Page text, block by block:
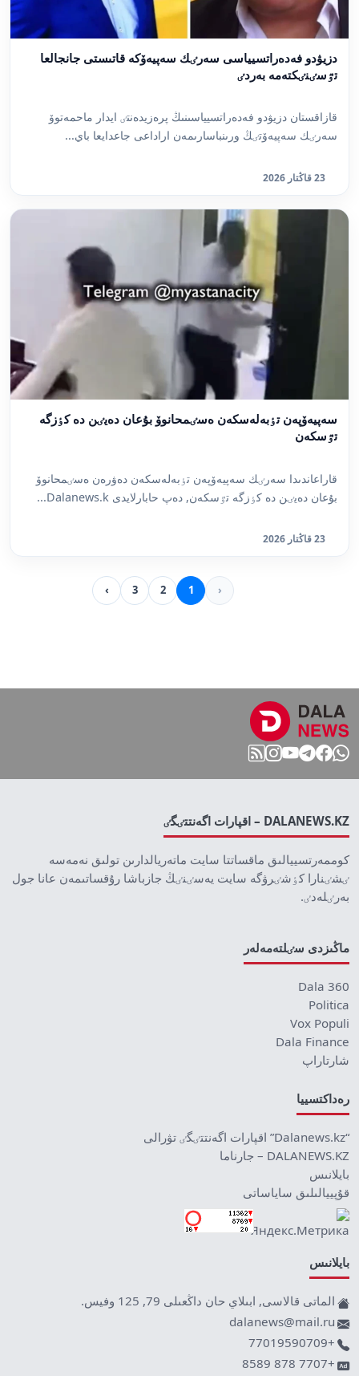
دزيۋدو فەدەراتسيياسى سەرٸك سەپيەۆكە قاتىستى جانجالعا
تٷسٸنٸكتەمە بەردٸ
قازاقستان دزيۋدو فەدەراتسيياسىنىڭ پرەزيدەنتٸ ايدار ماحمەتوۆ
سەرٸك سەپيەۆتٸڭ ورىنباسارىمەن اراداعى جاعدايعا باي...
23 قاڭتار 2026
سەپيەۆپەن تٶبەلەسكەن ەسٸمحانوۆ بۇعان دەيٸن دە كٶزگە
تٷسكەن
قاراعاندىدا سەرٸك سەپيەۆپەن تٶبەلەسكەن دەۋرەن ەسٸمحانوۆ
بۇعان دەيٸن دە كٶزگە تٷسكەن, دەپ حابارلايدى Dalanews.k...
23 قاڭتار 2026
‹
1
2
3
›
DALANEWS.KZ – اقپارات اگەنتتٸگٸ
كوممەرتسييالىق ماقساتتا سايت ماتەريالدارىن تولىق نەمەسە
ٸشٸنارا كٶشٸرۋگە سايت يەسٸنٸڭ جازباشا رۇقساتىمەن عانا جول
بەرٸلەدٸ.
ماڭىزدى سٸلتەمەلەر
Dala 360
Politica
Vox Populi
Dala Finance
شارتاراپ
رەداكتسييا
“Dalanews.kz” اقپارات اگەنتتٸگٸ تۋرالى
DALANEWS.KZ – جارناما
بايلانىس
قۇپييالىلىق ساياساتى
بايلانىس
الماتى قالاسى, ابىلاي حان داڭعىلى 79, 125 وفيس.
dalanews@mail.ru
+77019590709
+7707 878 8589